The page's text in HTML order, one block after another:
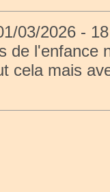
2026 -
de l'enfance
cela mais